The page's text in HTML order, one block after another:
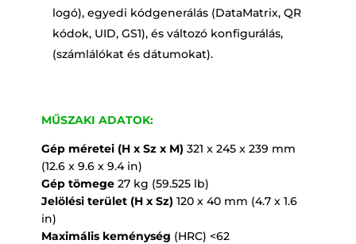
logó), egyedi kódgenerálás (DataMatrix, QR
kódok, UID, GS1), és változó konfigurálás,
(számlálókat és dátumokat).
MŰSZAKI ADATOK:
Gép méretei (H x Sz x M) 321 x 245 x 239 mm
(12.6 x 9.6 x 9.4 in)
Gép tömege27 kg (59.525 lb)
Jelölési terület (H x Sz) 120 x 40 mm (4.7 x 1.6
in)
Maximális keménység (HRC) <62